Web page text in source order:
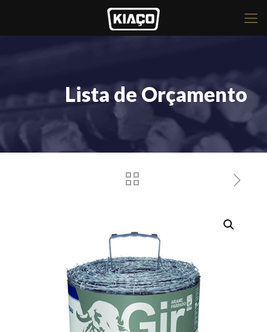
Lista de Orçamento